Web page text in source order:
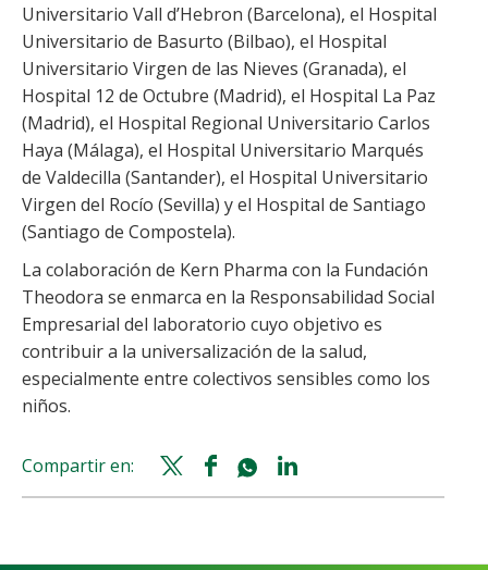
Universitario Vall d’Hebron (Barcelona), el Hospital
Universitario de Basurto (Bilbao), el Hospital
Universitario Virgen de las Nieves (Granada), el
Hospital 12 de Octubre (Madrid), el Hospital La Paz
(Madrid), el Hospital Regional Universitario Carlos
Haya (Málaga), el Hospital Universitario Marqués
de Valdecilla (Santander), el Hospital Universitario
Virgen del Rocío (Sevilla) y el Hospital de Santiago
(Santiago de Compostela).
La colaboración de Kern Pharma con la Fundación
Theodora se enmarca en la Responsabilidad Social
Empresarial del laboratorio cuyo objetivo es
contribuir a la universalización de la salud,
especialmente entre colectivos sensibles como los
niños.
Compartir en:
Twitter
share
Facebook
share
Whatsapp
shareshare